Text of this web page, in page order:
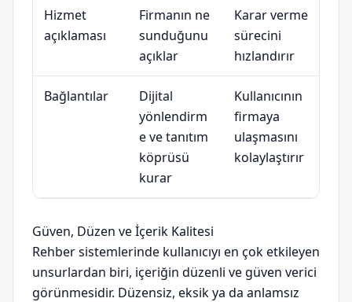
Hizmet
açıklaması
Firmanın ne
sunduğunu
açıklar
Karar verme
sürecini
hızlandırır
Bağlantılar
Dijital
yönlendirm
e ve tanıtım
köprüsü
kurar
Kullanıcının
firmaya
ulaşmasını
kolaylaştırır
Güven, Düzen ve İçerik Kalitesi
Rehber sistemlerinde kullanıcıyı en çok etkileyen
unsurlardan biri, içeriğin düzenli ve güven verici
görünmesidir. Düzensiz, eksik ya da anlamsız